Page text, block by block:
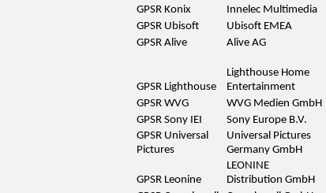
GPSR Konix
Innelec Multimedia
GPSR Ubisoft
Ubisoft EMEA
GPSR Alive
Alive AG
GPSR Lighthouse
Lighthouse Home
Entertainment
GPSR WVG
WVG Medien GmbH
GPSR Sony IEI
Sony Europe B.V.
GPSR Universal
Pictures
Universal Pictures
Germany GmbH
GPSR Leonine
LEONINE
Distribution GmbH